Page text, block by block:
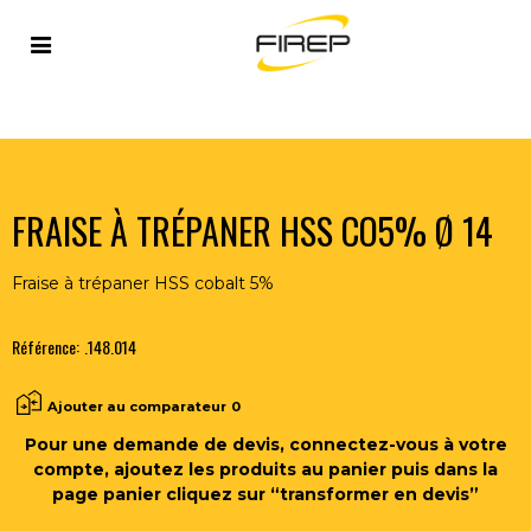
Accueil OUTILLAGE DU SOUDEUR >
FRAISE À TRÉPANER HSS CO5% Ø 14
FRAISE À TRÉPANER HSS CO5% Ø 14
Fraise à trépaner HSS cobalt 5%
Référence: .148.014
Ajouter au comparateur 0
Pour une demande de devis, connectez-vous à votre
compte, ajoutez les produits au panier puis dans la
page panier cliquez sur “transformer en devis”